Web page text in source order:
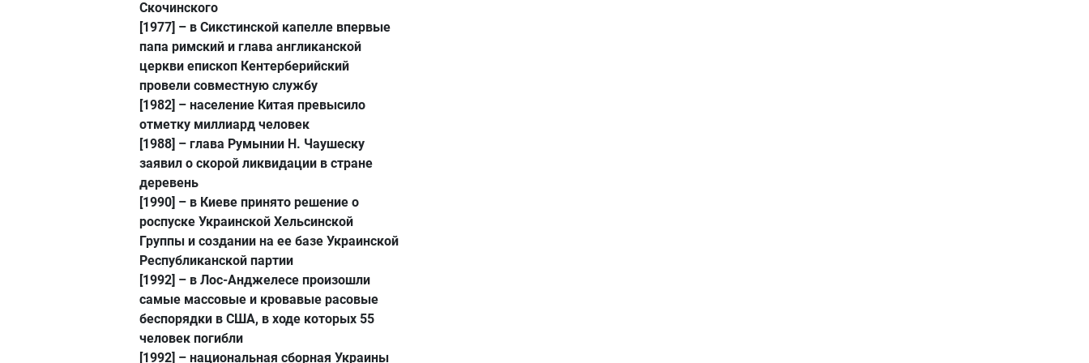
Скочинского
[1977] – в Сикстинской капелле впервые
папа римский и глава англиканской
церкви епископ Кентерберийский
провели совместную службу
[1982] – население Китая превысило
отметку миллиард человек
[1988] – глава Румынии Н. Чаушеску
заявил о скорой ликвидации в стране
деревень
[1990] – в Киеве принято решение о
роспуске Украинской Хельсинской
Группы и создании на ее базе Украинской
Республиканской партии
[1992] – в Лос-Анджелесе произошли
самые массовые и кровавые расовые
беспорядки в США, в ходе которых 55
человек погибли
[1992] – национальная сборная Украины